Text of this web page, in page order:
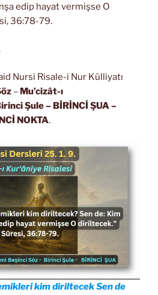
edip hayat vermişse O
36:78-79.
Nursi Risale-i Nur Külliyatı
– Mu’cizât-ı
Şule – BİRİNCİ ŞUA–
NOKTA.
kim diriltecek Sen de